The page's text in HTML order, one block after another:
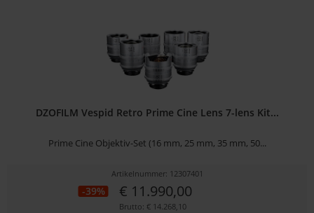
DZOFILM Vespid Retro Prime Cine Lens 7-lens Kit...
Prime Cine Objektiv-Set (16 mm, 25 mm, 35 mm, 50...
Artikelnummer: 12307401
-39% € 11.990,00
Brutto: € 14.268,10